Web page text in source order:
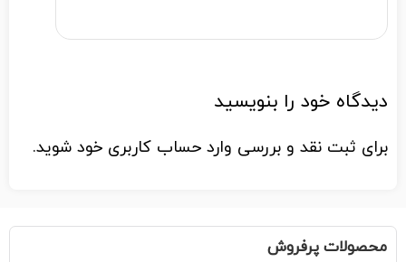
دیدگاه خود را بنویسید
برای ثبت نقد و بررسی وارد حساب کاربری خود شوید.
محصولات پرفروش